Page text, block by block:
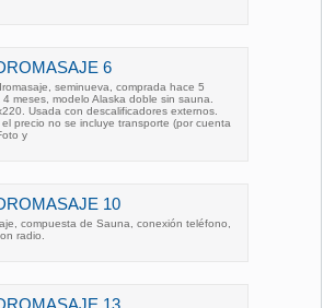
6
seminueva, comprada hace 5
meses, modelo Alaska doble sin sauna.
Usada con descalificadores externos.
precio no se incluye transporte (por cuenta
y
10
compuesta de Sauna, conexión teléfono,
radio.